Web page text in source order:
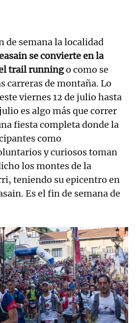
de semana la localidad
se convierte en la
trail runningo como se
carreras de montaña. Lo
viernes 12 de julio hasta
es algo más que correr
fiesta completa donde la
como
y curiosos toman
los montes de la
teniendo su epicentro en
Es el fin de semana de